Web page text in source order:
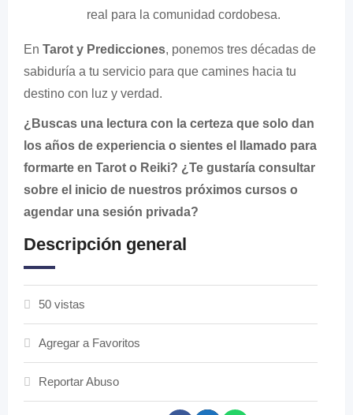
real para la comunidad cordobesa.
En Tarot y Predicciones, ponemos tres décadas de
sabiduría a tu servicio para que camines hacia tu
destino con luz y verdad.
¿Buscas una lectura con la certeza que solo dan
los años de experiencia o sientes el llamado para
formarte en Tarot o Reiki? ¿Te gustaría consultar
sobre el inicio de nuestros próximos cursos o
agendar una sesión privada?
Descripción general
50 vistas
Agregar a Favoritos
Reportar Abuso